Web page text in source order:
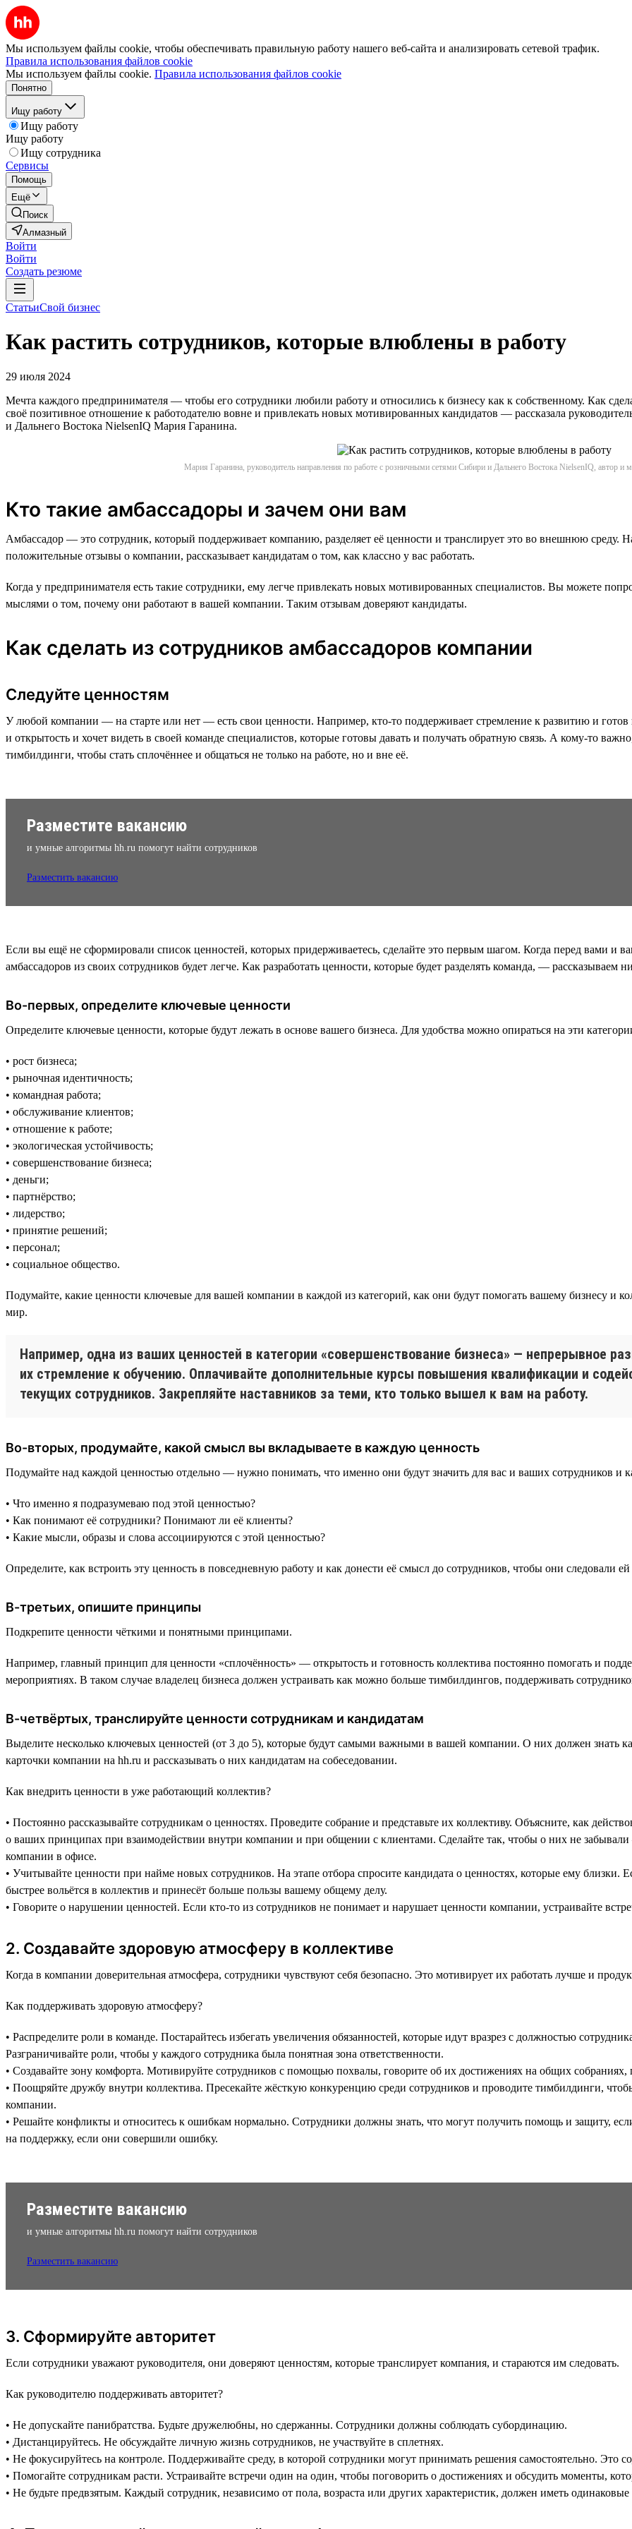
Мы используем файлы cookie, чтобы обеспечивать правильную работу нашего веб-сайта и анализировать сетевой трафик.
Правила использования файлов cookie
Мы используем файлы cookie. Правила использования файлов cookie
Понятно
Ищу работу
Ищу работу
Ищу работу
Ищу сотрудника
Сервисы
Помощь
Ещё
Поиск
Алмазный
Войти
Войти
Создать резюме
СтатьиСвой бизнес
Как растить сотрудников, которые влюблены в работу
29 июля 2024
Мечта каждого предпринимателя — чтобы его сотрудники любили работу и относились к бизнесу как к собственному. Как
своё позитивное отношение к работодателю вовне и привлекать новых мотивированных кандидатов — рассказала
и Дальнего Востока NielsenIQ Мария Гаранина.
Мария Гаранина, руководитель направления по работе с розничными сетями Сибири и Дальнего Востока NielsenIQ, автор и
Кто такие амбассадоры и зачем они вам
Амбассадор — это сотрудник, который поддерживает компанию, разделяет её ценности и транслирует это во внешнюю среду.
положительные отзывы о компании, рассказывает кандидатам о том, как классно у вас работать.
Когда у предпринимателя есть такие сотрудники, ему легче привлекать новых мотивированных специалистов. Вы можете
мыслями о том, почему они работают в вашей компании. Таким отзывам доверяют кандидаты.
Как сделать из сотрудников амбассадоров компании
Следуйте ценностям
У любой компании — на старте или нет — есть свои ценности. Например, кто-то поддерживает стремление к развитию и готов
и открытость и хочет видеть в своей команде специалистов, которые готовы давать и получать обратную связь. А кому-то
тимбилдинги, чтобы стать сплочённее и общаться не только на работе, но и вне её.
Разместите вакансию
и умные алгоритмы hh.ru помогут найти сотрудников
Разместить вакансию
Если вы ещё не сформировали список ценностей, которых придерживаетесь, сделайте это первым шагом. Когда перед вами и
амбассадоров из своих сотрудников будет легче. Как разработать ценности, которые будет разделять команда, — рассказываем
Во-первых, определите ключевые ценности
Определите ключевые ценности, которые будут лежать в основе вашего бизнеса. Для удобства можно опираться на эти
• рост бизнеса;
• рыночная идентичность;
• командная работа;
• обслуживание клиентов;
• отношение к работе;
• экологическая устойчивость;
• совершенствование бизнеса;
• деньги;
• партнёрство;
• лидерство;
• принятие решений;
• персонал;
• социальное общество.
Подумайте, какие ценности ключевые для вашей компании в каждой из категорий, как они будут помогать вашему бизнесу и
мир.
Например, одна из ваших ценностей в категории «совершенствование бизнеса» — непрерывное
их стремление к обучению. Оплачивайте дополнительные курсы повышения квалификации и
текущих сотрудников. Закрепляйте наставников за теми, кто только вышел к вам на работу.
Во-вторых, продумайте, какой смысл вы вкладываете в каждую ценность
Подумайте над каждой ценностью отдельно — нужно понимать, что именно они будут значить для вас и ваших сотрудников и
• Что именно я подразумеваю под этой ценностью?
• Как понимают её сотрудники? Понимают ли её клиенты?
• Какие мысли, образы и слова ассоциируются с этой ценностью?
Определите, как встроить эту ценность в повседневную работу и как донести её смысл до сотрудников, чтобы они следовали
В-третьих, опишите принципы
Подкрепите ценности чёткими и понятными принципами.
Например, главный принцип для ценности «сплочённость» — открытость и готовность коллектива постоянно помогать и
мероприятиях. В таком случае владелец бизнеса должен устраивать как можно больше тимбилдингов, поддерживать
В-четвёртых, транслируйте ценности сотрудникам и кандидатам
Выделите несколько ключевых ценностей (от 3 до 5), которые будут самыми важными в вашей компании. О них должен знать
карточки компании на hh.ru и рассказывать о них кандидатам на собеседовании.
Как внедрить ценности в уже работающий коллектив?
• Постоянно рассказывайте сотрудникам о ценностях. Проведите собрание и представьте их коллективу. Объясните, как
о ваших принципах при взаимодействии внутри компании и при общении с клиентами. Сделайте так, чтобы о них не
компании в офисе.
• Учитывайте ценности при найме новых сотрудников. На этапе отбора спросите кандидата о ценностях, которые ему близки.
быстрее вольётся в коллектив и принесёт больше пользы вашему общему делу.
• Говорите о нарушении ценностей. Если кто-то из сотрудников не понимает и нарушает ценности компании, устраивайте
2. Создавайте здоровую атмосферу в коллективе
Когда в компании доверительная атмосфера, сотрудники чувствуют себя безопасно. Это мотивирует их работать лучше и
Как поддерживать здоровую атмосферу?
• Распределите роли в команде. Постарайтесь избегать увеличения обязанностей, которые идут вразрез с должностью
Разграничивайте роли, чтобы у каждого сотрудника была понятная зона ответственности.
• Создавайте зону комфорта. Мотивируйте сотрудников с помощью похвалы, говорите об их достижениях на общих собраниях,
• Поощряйте дружбу внутри коллектива. Пресекайте жёсткую конкуренцию среди сотрудников и проводите тимбилдинги,
компании.
• Решайте конфликты и относитесь к ошибкам нормально. Сотрудники должны знать, что могут получить помощь и защиту,
на поддержку, если они совершили ошибку.
Разместите вакансию
и умные алгоритмы hh.ru помогут найти сотрудников
Разместить вакансию
3. Сформируйте авторитет
Если сотрудники уважают руководителя, они доверяют ценностям, которые транслирует компания, и стараются им следовать.
Как руководителю поддерживать авторитет?
• Не допускайте панибратства. Будьте дружелюбны, но сдержанны. Сотрудники должны соблюдать субординацию.
• Дистанцируйтесь. Не обсуждайте личную жизнь сотрудников, не участвуйте в сплетнях.
• Не фокусируйтесь на контроле. Поддерживайте среду, в которой сотрудники могут принимать решения самостоятельно. Это
• Помогайте сотрудникам расти. Устраивайте встречи один на один, чтобы поговорить о достижениях и обсудить моменты,
• Не будьте предвзятым. Каждый сотрудник, независимо от пола, возраста или других характеристик, должен иметь